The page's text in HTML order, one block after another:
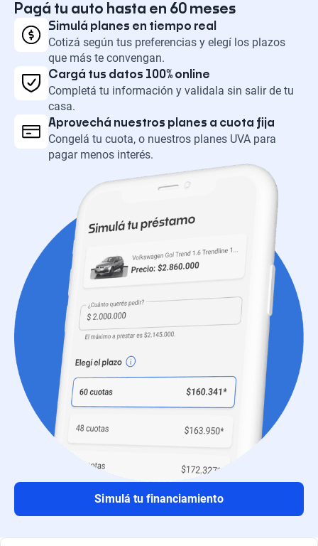
Pagá tu auto hasta en 60 meses
Simulá planes en tiempo real
Cotizá según tus preferencias y elegí los plazos
que más te convengan.
Cargá tus datos 100% online
Completá tu información y validala sin salir de tu
casa.
Aprovechá nuestros planes a cuota fija
Congelá tu cuota, o nuestros planes UVA para
pagar menos interés.
Simulá tu financiamiento